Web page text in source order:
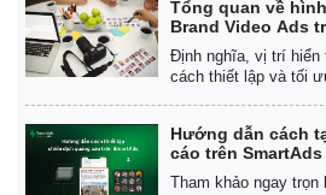
Tổng quan về
Brand Video Ads
Định nghĩa, vị trí hiển
cách thiết lập và tối
Hướng dẫn cách
cáo trên SmartAds
Tham khảo ngay